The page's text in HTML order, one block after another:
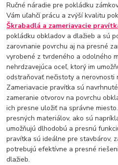
Ručné náradie pre pokládku
Vám uľahčí prácu a zvýší kvalitu
Škrabadlá a zameriavacie
pokládku obkladov a dlažieb a sú
zarovnanie povrchu aj na presné
vyrobené z tvrdeného a odolného
nehrdzavejúca oceľ, ktorý im
odstraňovať nečistoty a nerovnosti
Zameriavacie pravítka sú
zameranie otvorov na povrchu
ich presne uložiť na správne
presných materiálov, ako sú
umožňujú dlhodobú a presnú
pravítka sú ideálne pre stavbárov,
potrebujú efektívne a presné
dlažieb.